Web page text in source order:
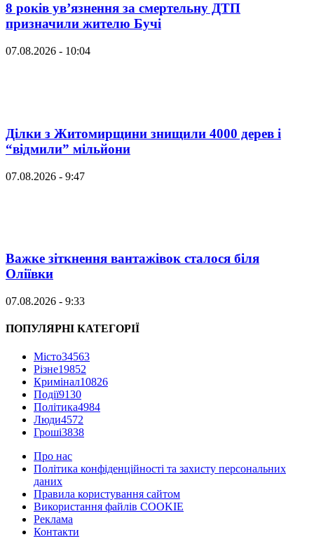
8 років ув’язнення за смертельну ДТП
призначили жителю Бучі
07.08.2026 - 10:04
Ділки з Житомирщини знищили 4000 дерев і
“відмили” мільйони
07.08.2026 - 9:47
Важке зіткнення вантажівок сталося біля
Оліївки
07.08.2026 - 9:33
ПОПУЛЯРНІ КАТЕГОРІЇ
Місто34563
Різне19852
Кримінал10826
Події9130
Політика4984
Люди4572
Гроші3838
Про нас
Політика конфіденційності та захисту персональних
даних
Правила користування сайтом
Використання файлів COOKIE
Реклама
Контакти